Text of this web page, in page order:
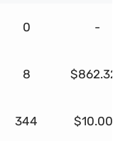
0 -
8 $862.322
344 $10.000